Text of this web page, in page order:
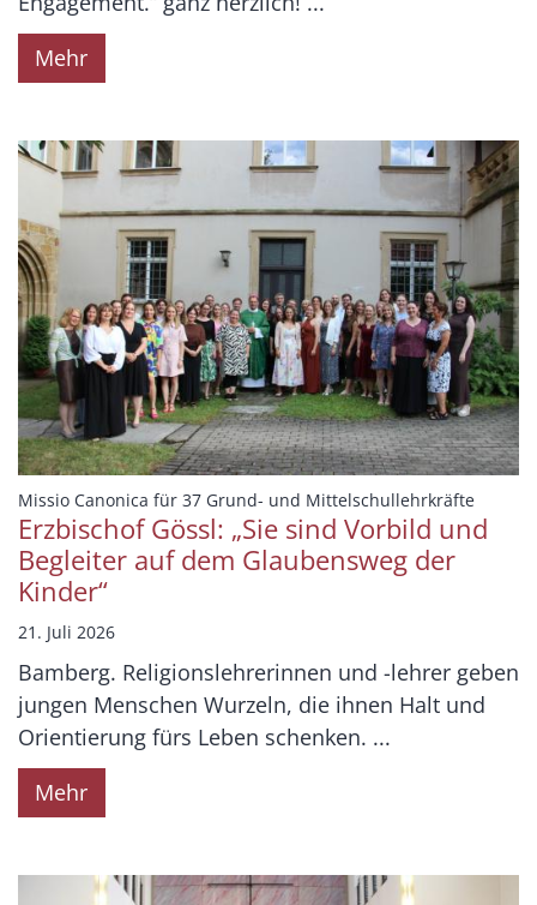
Mehr
Missio Canonica für 37 Grund- und Mittelschullehrkräfte:
Erzbischof Gössl: „Sie sind Vorbild und
Begleiter auf dem Glaubensweg der
Kinder“
21. Juli 2026
Bamberg. Religionslehrerinnen und -lehrer geben
jungen Menschen Wurzeln, die ihnen Halt und
Orientierung fürs Leben schenken. ...
Mehr